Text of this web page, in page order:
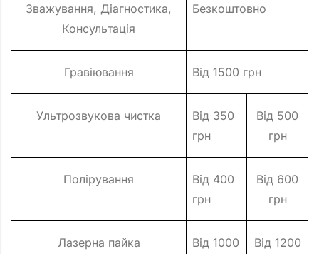
Зважування, Діагностика,
Консультація
Безкоштовно
Гравіювання Від 1500 грн
Ультрозвукова чистка
Від 350
грн
Від 500
грн
Полірування
Від 400
грн
Від 600
грн
Лазерна пайка
Від 1000
Від 1200